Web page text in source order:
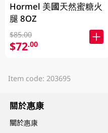
Hormel 美國天然蜜糖火
腿 8OZ
$85.00
$72.00
Item code: 203695
關於惠康
關於惠康